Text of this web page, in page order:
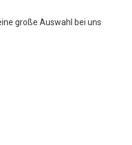
große Auswahl bei uns